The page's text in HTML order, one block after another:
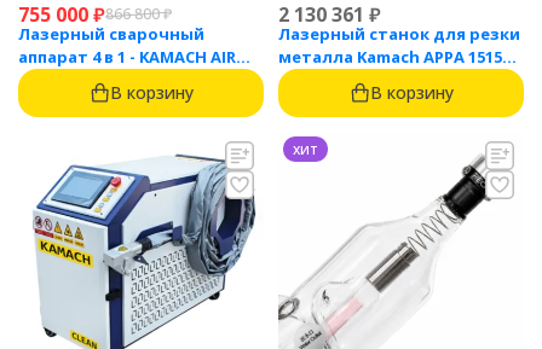
755 000₽866 800₽
Лазерный сварочный
аппарат 4 в 1 - KAMACH AIR
1500
В корзину
2 130 361 ₽
Лазерный станок для резки
металла Kamach APPA 1515
(1500 Вт)
В корзину
хит